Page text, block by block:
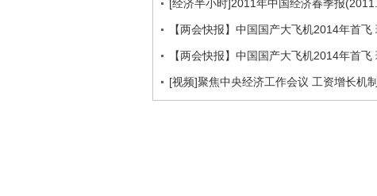
[经济半小时]2011年中国经济春季报
【两会快报】中国国产大飞机2014年首
【两会快报】中国国产大飞机2014年首
[视频]聚焦中央经济工作会议 工资增长机